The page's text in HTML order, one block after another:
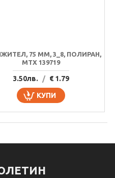
75 MM, 3_8, ПОЛИРАН,
MTX 139719
3.50лв. / € 1.79
КУПИ